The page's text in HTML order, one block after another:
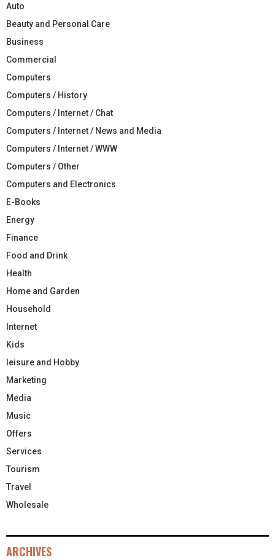
Auto
Beauty and Personal Care
Business
Commercial
Computers
Computers / History
Computers / Internet / Chat
Computers / Internet / News and Media
Computers / Internet / WWW
Computers / Other
Computers and Electronics
E-Books
Energy
Finance
Food and Drink
Health
Home and Garden
Household
Internet
Kids
leisure and Hobby
Marketing
Media
Music
Offers
Services
Tourism
Travel
Wholesale
ARCHIVES